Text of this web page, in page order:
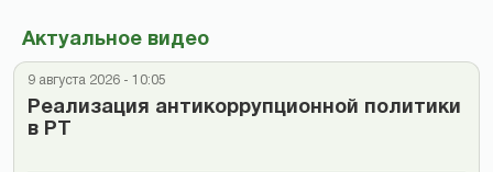
Актуальное видео
9 августа 2026 - 10:05
Реализация антикоррупционной политики
в РТ